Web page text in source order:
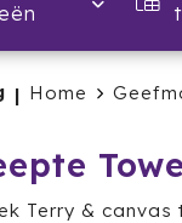
| Home
Terry &